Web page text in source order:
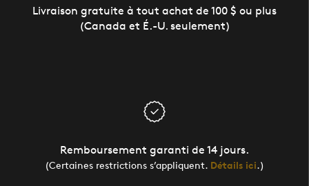
Livraison gratuite à tout achat de 100 $ ou plus
(Canada et É.-U. seulement)
Remboursement garanti de 14 jours.
(Certaines restrictions s’appliquent. Détails ici.)